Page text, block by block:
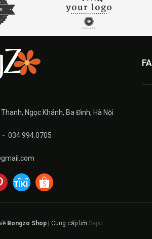
Ngọc Khánh, Ba Đình, Hà Nội
- 034.994.0705
Bongzo Shop | Cung cấp bởi Sapo